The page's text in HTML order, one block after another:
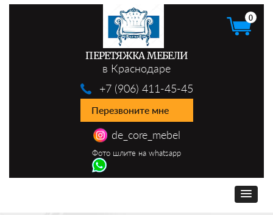
ПЕРЕТЯЖКА МЕБЕЛИ
в Краснодаре
de_core_mebel
Фото шлите на whatsapp
+7 (906) 411-45-45
Перезвоните мне
0